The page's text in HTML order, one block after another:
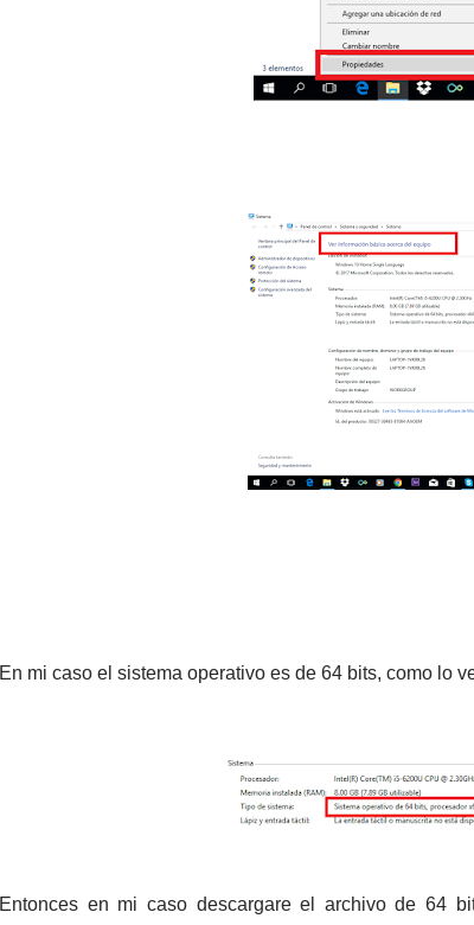
En mi caso el sistema operativo es de 64 bits, como lo
Entonces en mi caso descargare el archivo de 64